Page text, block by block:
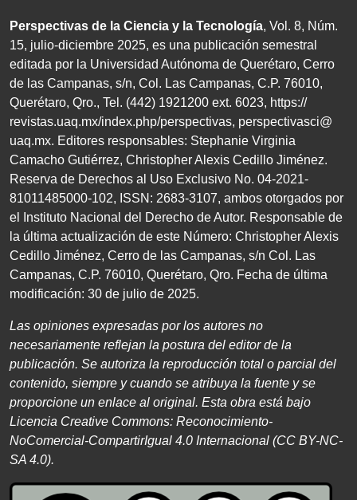
Perspectivas de la Ciencia y la Tecnología, Vol. 8, Núm.
15, julio-diciembre 2025, es una publicación semestral
editada por la Universidad Autónoma de Querétaro, Cerro
de las Campanas, s/n, Col. Las Campanas, C.P. 76010,
Querétaro, Qro., Tel. (442) 1921200 ext. 6023, https://
revistas.uaq.mx/index.php/perspectivas, perspectivasci@
uaq.mx. Editores responsables: Stephanie Virginia
Camacho Gutiérrez, Christopher Alexis Cedillo Jiménez.
Reserva de Derechos al Uso Exclusivo No. 04-2021-
81011485000-102, ISSN: 2683-3107, ambos otorgados por
el Instituto Nacional del Derecho de Autor. Responsable de
la última actualización de este Número: Christopher Alexis
Cedillo Jiménez, Cerro de las Campanas, s/n Col. Las
Campanas, C.P. 76010, Querétaro, Qro. Fecha de última
modificación: 30 de julio de 2025.
Las opiniones expresadas por los autores no
necesariamente reflejan la postura del editor de la
publicación. Se autoriza la reproducción total o parcial del
contenido, siempre y cuando se atribuya la fuente y se
proporcione un enlace al original. Esta obra está bajo
Licencia Creative Commons: Reconocimiento-
NoComercial-CompartirIgual 4.0 Internacional (CC BY-NC-
SA 4.0).